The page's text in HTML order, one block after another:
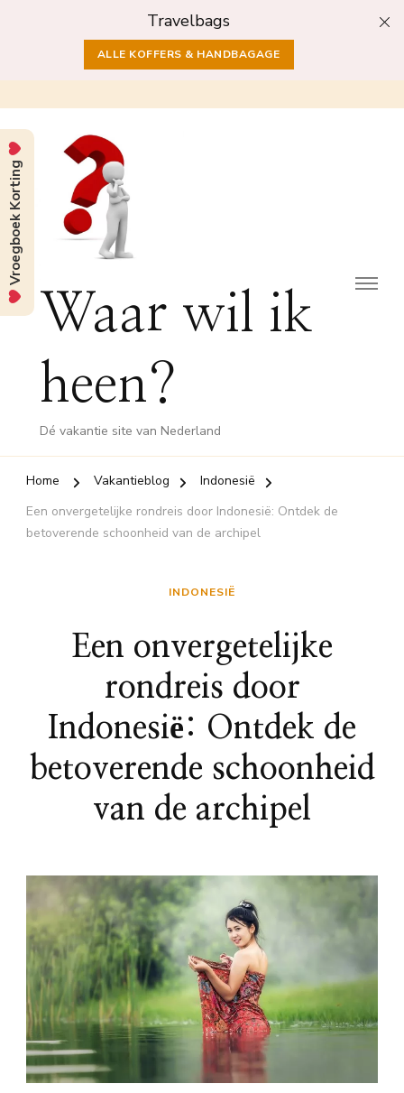
Travelbags
ALLE KOFFERS & HANDBAGAGE
Waar wil ik
heen?
Dé vakantie site van Nederland
Home Vakantieblog
Indonesië
Een onvergetelijke rondreis door Indonesië: Ontdek de
betoverende schoonheid van de archipel
INDONESIË
Een onvergetelijke
rondreis door
Indonesië: Ontdek de
betoverende schoonheid
van de archipel
Vroegboek Korting